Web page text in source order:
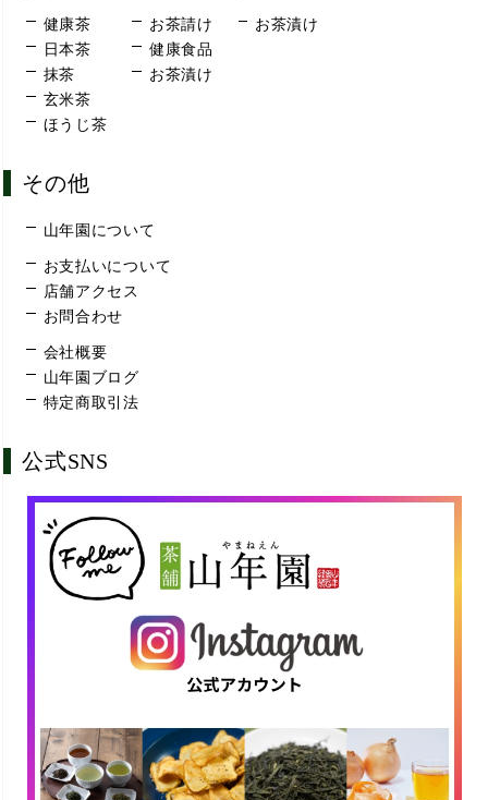
健康茶
日本茶
抹茶
玄米茶
ほうじ茶
お茶請け
健康食品
お茶漬け
お茶漬け
その他
山年園について
お支払いについて
店舗アクセス
お問合わせ
会社概要
山年園ブログ
特定商取引法
公式SNS